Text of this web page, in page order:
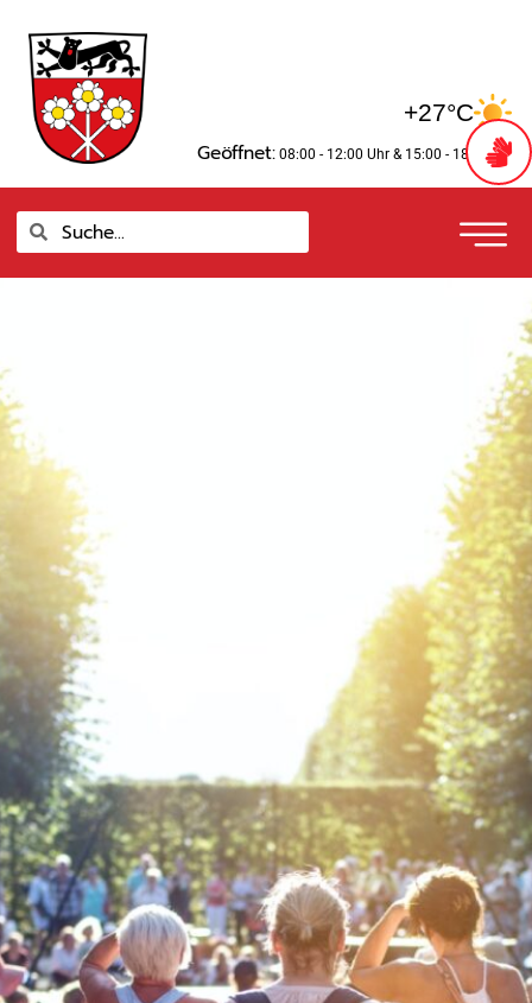
Inhalt
springen
+27°C
Geöffnet: 08:00 - 12:00 Uhr & 15:00 - 18:00 Uhr
SucheSuche